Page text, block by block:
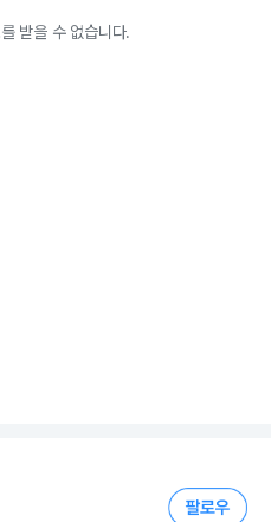
받을 수 없습니다.